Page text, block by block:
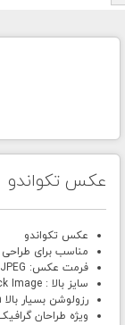
عکس تکواندو
عکس تکواندو
مناسب برای
فرمت عکس: JPEG
سایز بالا : Stock Image
رزولوشن بسیار بالا High Resolution
ویژه طراحان